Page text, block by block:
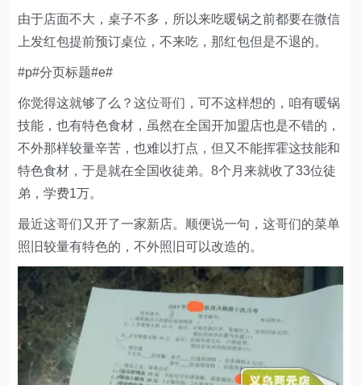
由于店面不大，桌子不多，所以来吃暖锅之前都要在微信
上发红包提前预订桌位，不来吃，那红包但是不退的。
#p#分页标题#e#
你觉得这就够了么？这位哥们，可不这样想的，咱有暖锅
技能，也有特色食材，虽然在全国开加盟店也是不错的，
不外那样较量辛苦，也难以打点，但又不能挥霍这技能和
特色食材，于是就在全国收徒弟。8个月来就收了33位徒
弟，学费1万。
最近这哥们又开了一家新店。顺便说一句，这哥们的菜单
照旧较量有特色的，不外照旧可以改造的。